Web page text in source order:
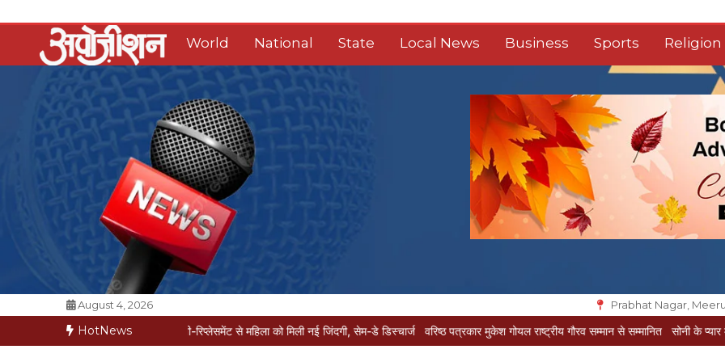
to
content
World National State Local News Business Sports Religion
Opposition Digital
August 4, 2026 Prabhat Nagar,
HotNews
की कगार पर मैक्स में नी-रिप्लेसमेंट से महिला को मिली नई जिंदगी, सेम-डे डिस्चार्ज वरिष्ठ पत्रकार मुकेश गोयल राष्ट्रीय गौरव सम्मान से सम्मानित सोनी के प्यार में दीवानी सीता